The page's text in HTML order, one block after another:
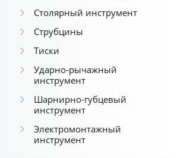
Столярный инструмент
Струбцины
Тиски
Ударно-рычажный
инструмент
Шарнирно-губцевый
инструмент
Электромонтажный
инструмент